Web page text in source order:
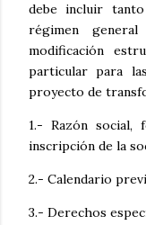
debe incluir
régimen
modificación
particular para
proyecto de
1.- Razón social,
inscripción de la
2.- Calendario
3.- Derechos